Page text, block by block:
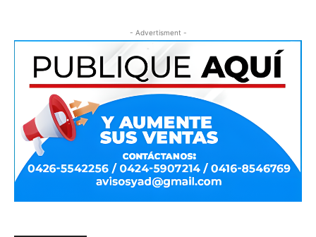
- Advertisment -